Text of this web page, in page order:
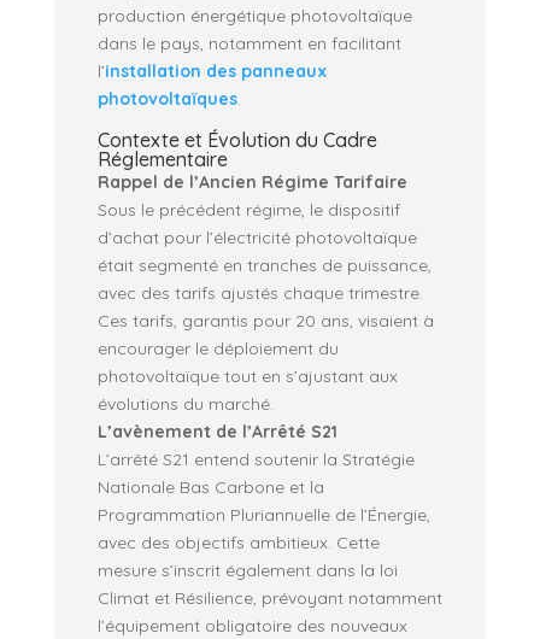
production énergétique photovoltaïque
dans le pays, notamment en facilitant
l’installation des panneaux
photovoltaïques.
Contexte et Évolution du Cadre
Réglementaire
Rappel de l’Ancien Régime Tarifaire
Sous le précédent régime, le dispositif
d’achat pour l’électricité photovoltaïque
était segmenté en tranches de puissance,
avec des tarifs ajustés chaque trimestre.
Ces tarifs, garantis pour 20 ans, visaient à
encourager le déploiement du
photovoltaïque tout en s’ajustant aux
évolutions du marché.
L’avènement de l’Arrêté S21
L’arrêté S21 entend soutenir la Stratégie
Nationale Bas Carbone et la
Programmation Pluriannuelle de l’Énergie,
avec des objectifs ambitieux. Cette
mesure s’inscrit également dans la loi
Climat et Résilience, prévoyant notamment
l’équipement obligatoire des nouveaux